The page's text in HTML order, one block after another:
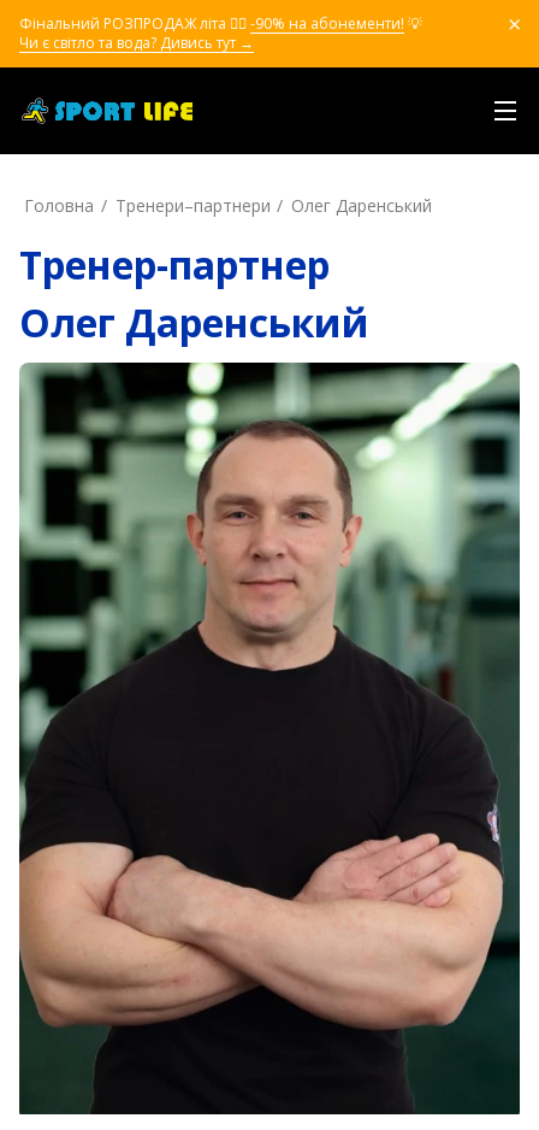
Фінальний РОЗПРОДАЖ літа ❤️‍🔥 -90% на абонементи! 💡
Чи є світло та вода? Дивись тут →
Головна Тренери–партнери Олег Даренський
Тренер-партнер
Олег Даренський